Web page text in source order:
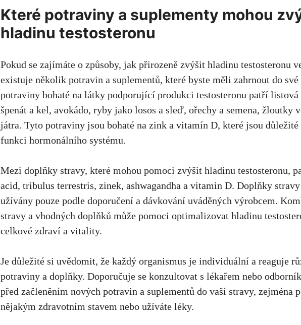
Které potraviny a suplementy mohou
hladinu testosteronu
Pokud se zajímáte o způsoby, jak přirozeně zvýšit hladinu testosteronu
existuje několik potravin a suplementů, které byste měli zahrnout do
potraviny bohaté na látky podporující produkci testosteronu patří listová
špenát a kel, avokádo, ryby jako losos a sleď, ořechy a semena, žloutky
játra. Tyto potraviny jsou bohaté na zink a vitamín D, které jsou důležité
funkci hormonálního systému.
Mezi doplňky stravy, které mohou pomoci zvýšit hladinu testosteronu,
acid, tribulus terrestris, zinek, ashwagandha a vitamin D. Doplňky
užívány pouze podle doporučení a dávkování uváděných výrobcem.
stravy a vhodných doplňků může pomoci optimalizovat hladinu
celkové zdraví a vitality.
Je důležité si uvědomit, že každý organismus je individuální a reaguje
potraviny a doplňky. Doporučuje se konzultovat s lékařem nebo
před začleněním nových potravin a suplementů do vaší stravy, zejména
nějakým zdravotním stavem nebo užíváte léky.